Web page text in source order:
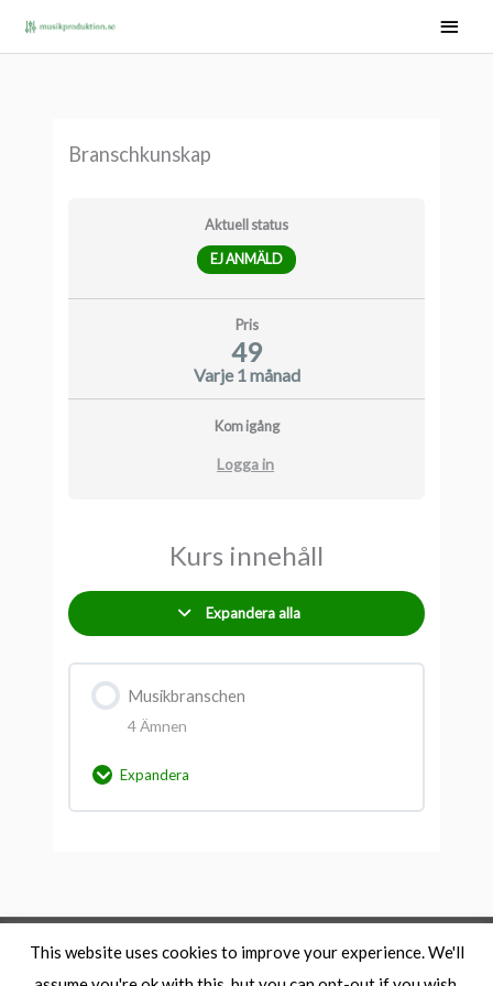
Branschkunskap
Aktuell status
EJ ANMÄLD
Pris
49
Varje 1 månad
Kom igång
Logga in
Kurs innehåll
Expandera alla
Musikbranschen
4 Ämnen
Expandera
Musikbranschens aktörer
Upphovsrätt
Copyright © 2026musikproduktion.se/GreenRoom
This website uses cookies to improve your experience. We'll